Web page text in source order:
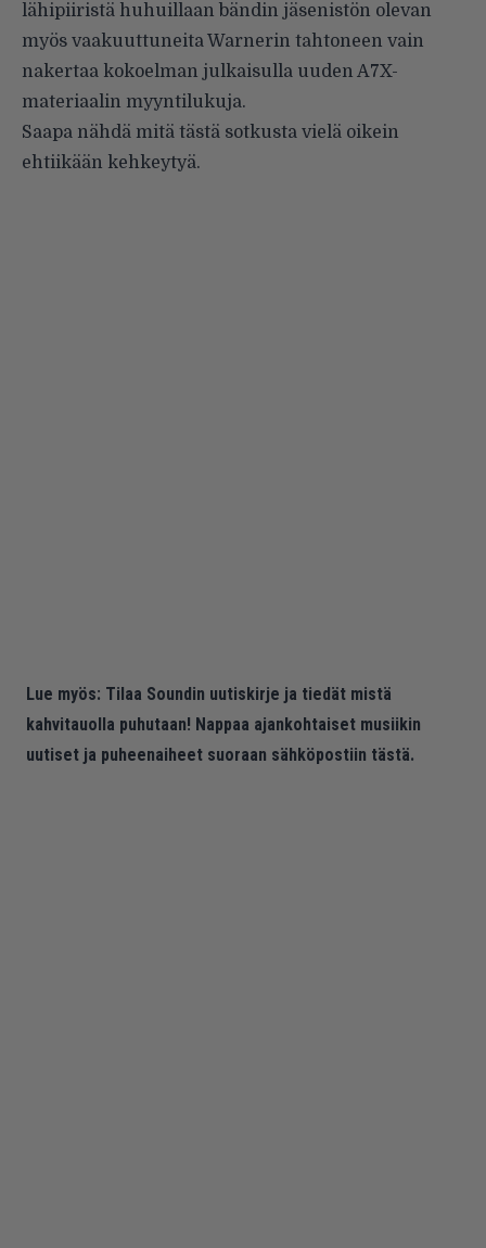
lähipiiristä huhuillaan bändin jäsenistön olevan
myös vaakuuttuneita Warnerin tahtoneen vain
nakertaa kokoelman julkaisulla uuden A7X-
materiaalin myyntilukuja.
Saapa nähdä mitä tästä sotkusta vielä oikein
ehtiikään kehkeytyä.
Lue myös: Tilaa Soundin uutiskirje ja tiedät mistä
kahvitauolla puhutaan! Nappaa ajankohtaiset musiikin
uutiset ja puheenaiheet suoraan sähköpostiin tästä.